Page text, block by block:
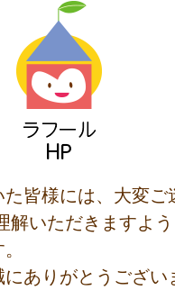
皆様には、大変
解いただきますよ
ありがとうござい